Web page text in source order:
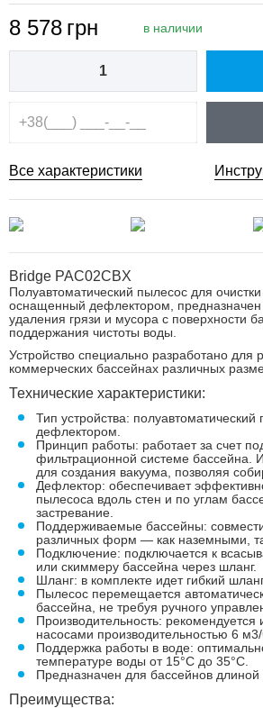
8 578 грн в наличии
Все характеристики
Bridge PAC02CBX
Полуавтоматический пылесос для очистки
оснащенный дефлектором,
удаления грязи и мусора с поверхности
поддержания чистоты воды.
Устройство специально разработано для
коммерческих бассейнах различных
Технические характеристики:
Тип устройства: полуавтоматический
дефлектором.
Принцип работы: работает за счет
фильтрационной системе бассейна.
для создания вакуума, позволяя
Дефлектор: обеспечивает
пылесоса вдоль стен и по углам
застревание.
Поддерживаемые бассейны:
различных форм — как наземными,
Подключение: подключается к
или скиммеру бассейна через шланг.
Шланг: в комплекте идет гибкий
Пылесос перемещается
бассейна, не требуя ручного
Производительность: рекомендуется
насосами производительностью 6
Поддержка работы в воде:
температуре воды от 15°C до 35°C.
Предназначен для бассейнов длиной
Преимущества: